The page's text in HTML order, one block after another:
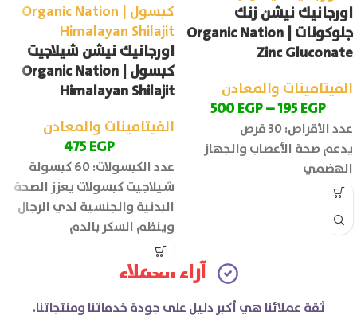
اورجانيك نيشن زنك
جلوكونات | Organic Nation
Zinc Gluconate
الفيتامينات والمعادن
195EGP
–
500EGP
عدد الأقراص: 30 قرص
يدعم صحة الأعصاب والجهاز
الهضمي
اورجانيك نيشن شيلاجيت
كبسول | Organic Nation
Himalayan Shilajit
الفيتامينات والمعادن
475EGP
عدد الكبسولات: 60 كبسولة
شيلاجيت كبسولات يعزز الصحة
البدنية والجنسية لدي الرجال
وينظم السكر بالدم
آراء العملاء
ثقة عملائنا هي أكبر دليل على جودة خدماتنا ومنتجاتنا.